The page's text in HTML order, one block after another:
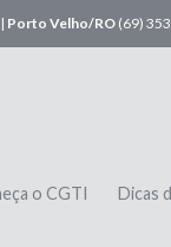
Porto Velho/RO (69)
o CGTI Dicas